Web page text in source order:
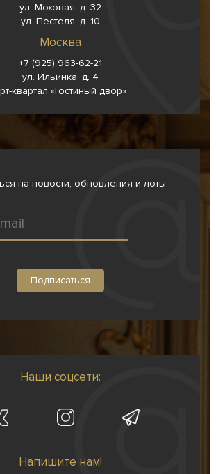
ул. Моховая, д. 32
ул. Пестеля, д. 10
Москва
+7 (925) 963-62-21
ул. Ильинка, д. 4
квартал «Гостиный двор»
на новости, обновления и лоты
Наши соцсети:
Напишите нам!